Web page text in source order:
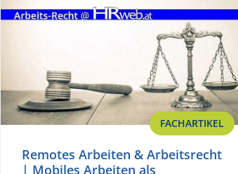
FACHARTIKEL
Remotes Arbeiten & Arbeitsrecht
| Mobiles Arbeiten als